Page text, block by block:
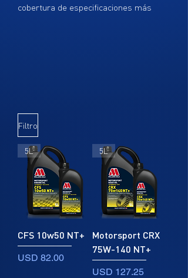
cobertura de especificaciones más
Filtro
5L
CFS 10w50 NT+
Precio
USD 82.00
5L
Motorsport CRX
75W-140 NT+
Precio
USD 127.25